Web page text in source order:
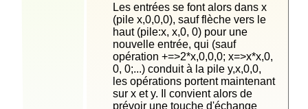
Les entrées se font alors dans x
(pile x,0,0,0), sauf flèche vers le
haut (pile:x, x,0, 0) pour une
nouvelle entrée, qui (sauf
opération +=>2*x,0,0,0; x=>x*x,0,
0, 0;...) conduit à la pile y,x,0,0,
les opérations portent maintenant
sur x et y. Il convient alors de
prévoir une touche d'échange